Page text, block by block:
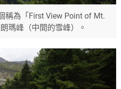
稱為「First View Point of Mt.
瑪峰（中間的雪峰）。